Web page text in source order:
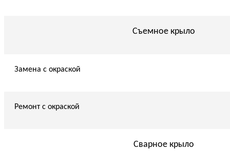
Съемное крыло
Замена с окраской
Ремонт с окраской
Сварное крыло